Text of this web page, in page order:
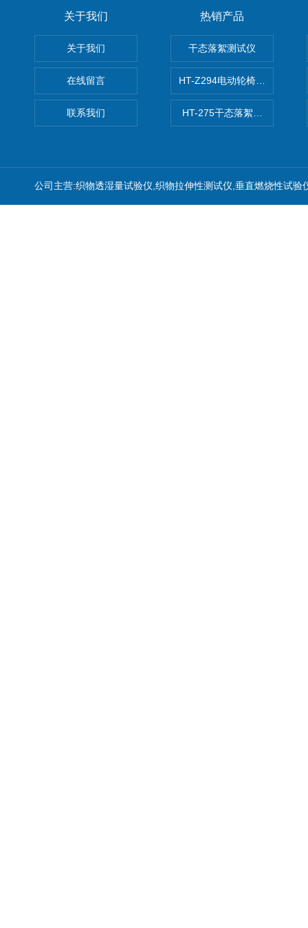
关于我们
关于我们
在线留言
联系我们
热销产品
干态落絮测试仪
HT-Z294电动轮椅车耗电量测
HT-275干态落絮测试仪
公司主营:织物透湿量试验仪,织物拉伸性测试仪,垂直燃烧性试验